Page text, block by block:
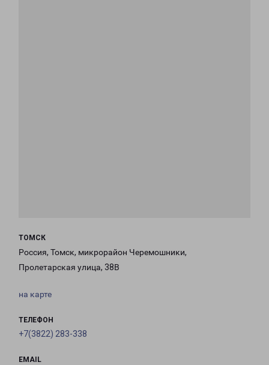
ТОМСК
Россия, Томск, микрорайон Черемошники,
Пролетарская улица, 38В
на карте
ТЕЛЕФОН
+7(3822) 283-338
EMAIL